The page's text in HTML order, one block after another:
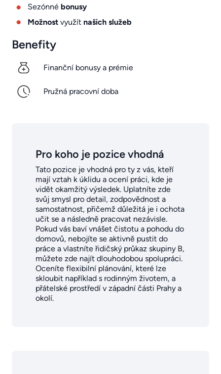
Sezónné bonusy
Možnost využít našich služeb
Benefity
Finanční bonusy a prémie
Pružná pracovní doba
Pro koho je pozice vhodná
Tato pozice je vhodná pro ty z vás, kteří
mají vztah k úklidu a ocení práci, kde je
vidět okamžitý výsledek. Uplatníte zde
svůj smysl pro detail, zodpovědnost a
samostatnost, přičemž důležitá je i ochota
učit se a následně pracovat nezávisle.
Pokud vás baví vnášet čistotu a pohodu do
domovů, nebojíte se aktivně pustit do
práce a vlastníte řidičský průkaz skupiny B,
můžete zde najít dlouhodobou spolupráci.
Oceníte flexibilní plánování, které lze
skloubit například s rodinným životem, a
přátelské prostředí v západní části Prahy a
okolí.